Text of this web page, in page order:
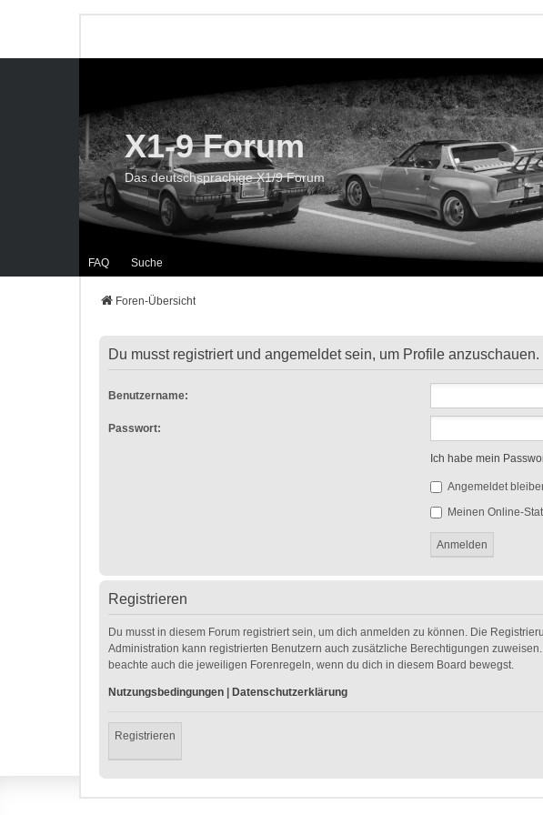
FAQ Suche
X1-9 Forum
Das deutschsprachige X1/9 Forum
Foren-Übersicht
Du musst registriert und angemeldet sein, um Profile anzuschauen.
Benutzername:
Passwort:
Ich habe mein
Angemeldet
Meinen Online-
Registrieren
Du musst in diesem Forum registriert sein, um dich anmelden zu können. Die
Administration kann registrierten Benutzern auch zusätzliche Berechtigungen
beachte auch die jeweiligen Forenregeln, wenn du dich in diesem Board bewegst.
Nutzungsbedingungen Datenschutzerklärung
Registrieren